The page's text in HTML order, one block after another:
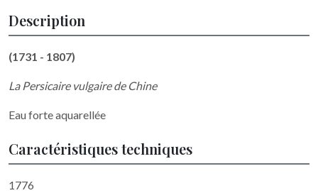
Description
(1731 - 1807)
La Persicaire vulgaire de Chine
Eau forte aquarellée
Caractéristiques techniques
1776